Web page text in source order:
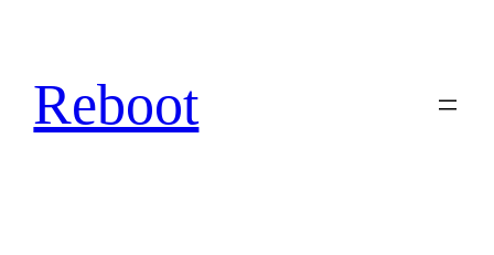
innhold
Reboot